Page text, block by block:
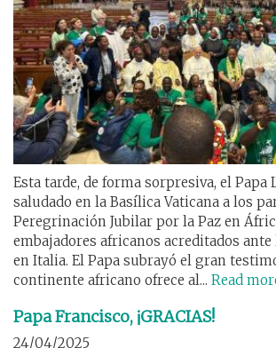
Esta tarde, de forma sorpresiva, el Papa
saludado en la Basílica Vaticana a los
Peregrinación Jubilar por la Paz en
embajadores africanos acreditados ante
en Italia. El Papa subrayó el gran
continente africano ofrece al... Read
Papa Francisco, ¡GRACIAS!
24/04/2025